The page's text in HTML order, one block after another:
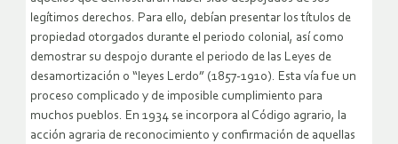
legítimos derechos. Para ello, debían presentar los títulos de
propiedad otorgados durante el periodo colonial, así como
demostrar su despojo durante el periodo de las Leyes de
desamortización o “leyes Lerdo” (1857-1910). Esta vía fue un
proceso complicado y de imposible cumplimiento para
muchos pueblos. En 1934 se incorpora al Código agrario, la
acción agraria de reconocimiento y confirmación de aquellas